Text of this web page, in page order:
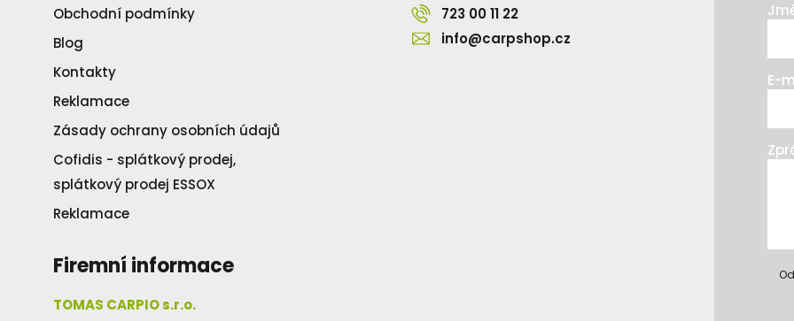
Obchodní podmínky
Blog
Kontakty
Reklamace
Zásady ochrany osobních údajů
Cofidis - splátkový prodej,
splátkový prodej ESSOX
Reklamace
Firemní informace
TOMAS CARPIO s.r.o.
723 00 11 22
info@carpshop.cz
E-